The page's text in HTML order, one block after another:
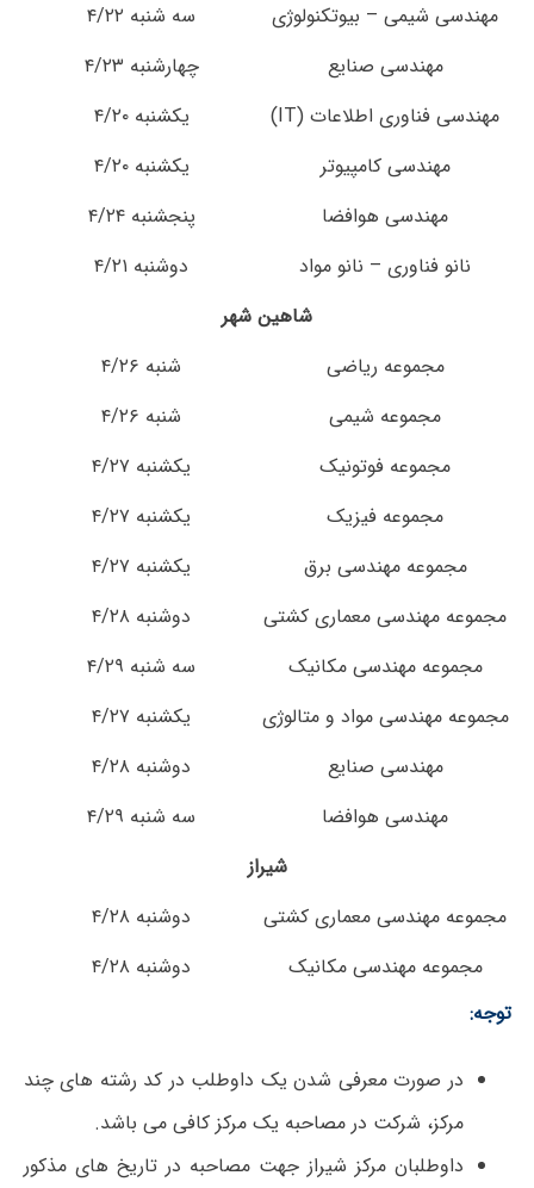
مهندسی شیمی – بیوتکنولوژی
سه شنبه ۴/۲۲
مهندسی صنایع
چهارشنبه ۴/۲۳
مهندسی فناوری اطلاعات (IT)
یکشنبه ۴/۲۰
مهندسی کامپیوتر
یکشنبه ۴/۲۰
مهندسی هوافضا
پنجشنبه ۴/۲۴
نانو فناوری – نانو مواد
دوشنبه ۴/۲۱
شاهین شهر
مجموعه ریاضی
شنبه ۴/۲۶
مجموعه شیمی
شنبه ۴/۲۶
مجموعه فوتونیک
یکشنبه ۴/۲۷
مجموعه فیزیک
یکشنبه ۴/۲۷
مجموعه مهندسی برق
یکشنبه ۴/۲۷
مجموعه مهندسی معماری کشتی
دوشنبه ۴/۲۸
مجموعه مهندسی مکانیک
سه شنبه ۴/۲۹
مجموعه مهندسی مواد و متالوژی
یکشنبه ۴/۲۷
مهندسی صنایع
دوشنبه ۴/۲۸
مهندسی هوافضا
سه شنبه ۴/۲۹
شیراز
مجموعه مهندسی معماری کشتی
دوشنبه ۴/۲۸
مجموعه مهندسی مکانیک
دوشنبه ۴/۲۸
توجه:
در صورت معرفی شدن یک داوطلب در کد رشته های چند
مرکز، شرکت در مصاحبه یک مرکز کافی می باشد.
داوطلبان مرکز شیراز جهت مصاحبه در تاریخ های مذکور